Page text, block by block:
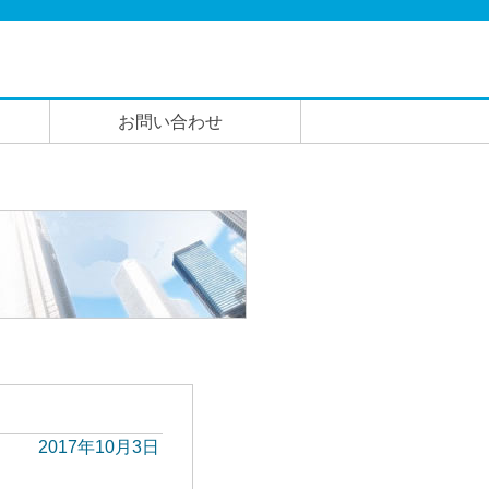
お問い合わせ
2017年10月3日